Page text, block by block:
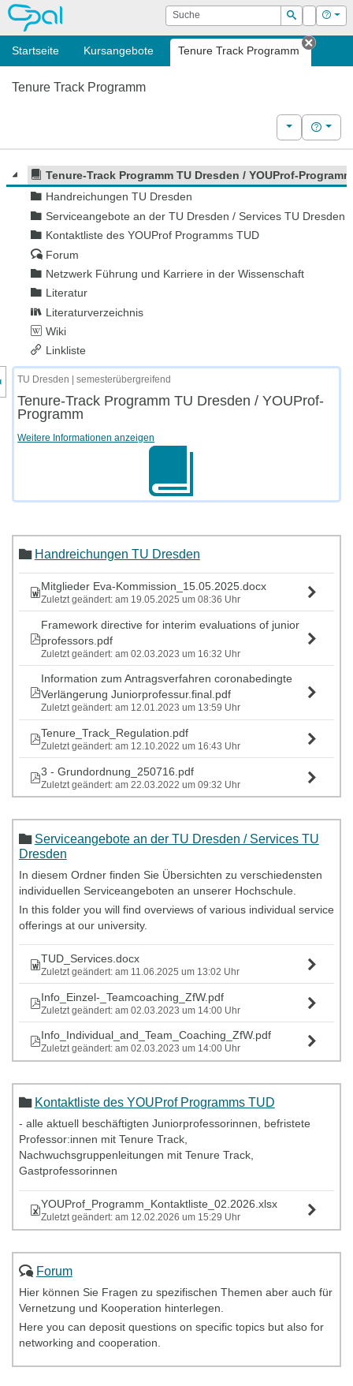
OPAL Suche
Suchen
Login Hilfe
Startseite Kursangebote Tenure Track Programm
Tab
Tenure Track Programm
WeitereHilfe
Tenure-Track Programm TU Dresden / YOUProf-Programm
Handreichungen TU Dresden
Serviceangebote an der TU Dresden / Services TU Dresden
Kontaktliste des YOUProf Programms TUD
Forum
Netzwerk Führung und Karriere in der Wissenschaft
Literatur
Literaturverzeichnis
Wiki
Linkliste
des Kursmenüs
TU Dresden | semesterübergreifend
Tenure-Track Programm TU Dresden / YOUProf-
Programm
Weitere Informationen anzeigen
Handreichungen TU Dresden
Mitglieder Eva-Kommission_15.05.2025.docx
Zuletzt geändert: am 19.05.2025 um 08:36 Uhr
Framework directive for interim evaluations of junior
professors.pdf
Zuletzt geändert: am 02.03.2023 um 16:32 Uhr
Information zum Antragsverfahren coronabedingte
Verlängerung Juniorprofessur.final.pdf
Zuletzt geändert: am 12.01.2023 um 13:59 Uhr
Tenure_Track_Regulation.pdf
Zuletzt geändert: am 12.10.2022 um 16:43 Uhr
3 - Grundordnung_250716.pdf
Zuletzt geändert: am 22.03.2022 um 09:32 Uhr
Serviceangebote an der TU Dresden / Services TU
Dresden
In diesem Ordner finden Sie Übersichten zu verschiedensten
individuellen Serviceangeboten an unserer Hochschule.
In this folder you will find overviews of various individual service
offerings at our university.
TUD_Services.docx
Zuletzt geändert: am 11.06.2025 um 13:02 Uhr
Info_Einzel-_Teamcoaching_ZfW.pdf
Zuletzt geändert: am 02.03.2023 um 14:00 Uhr
Info_Individual_and_Team_Coaching_ZfW.pdf
Zuletzt geändert: am 02.03.2023 um 14:00 Uhr
Kontaktliste des YOUProf Programms TUD
- alle aktuell beschäftigten Juniorprofessorinnen, befristete
Professor:innen mit Tenure Track,
Nachwuchsgruppenleitungen mit Tenure Track,
Gastprofessorinnen
YOUProf_Programm_Kontaktliste_02.2026.xlsx
Zuletzt geändert: am 12.02.2026 um 15:29 Uhr
Forum
Hier können Sie Fragen zu spezifischen Themen aber auch für
Vernetzung und Kooperation hinterlegen.
Here you can deposit questions on specific topics but also for
networking and cooperation.